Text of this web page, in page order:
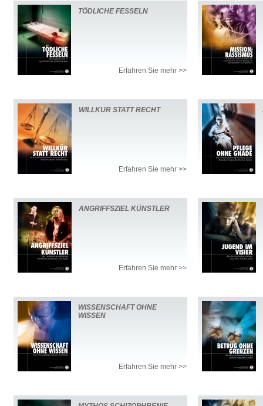
TÖDLICHE FESSELN
Erfahren Sie mehr >>
WILLKÜR STATT RECHT
Erfahren Sie mehr >>
ANGRIFFSZIEL KÜNSTLER
Erfahren Sie mehr >>
WISSENSCHAFT OHNE
WISSEN
Erfahren Sie mehr >>